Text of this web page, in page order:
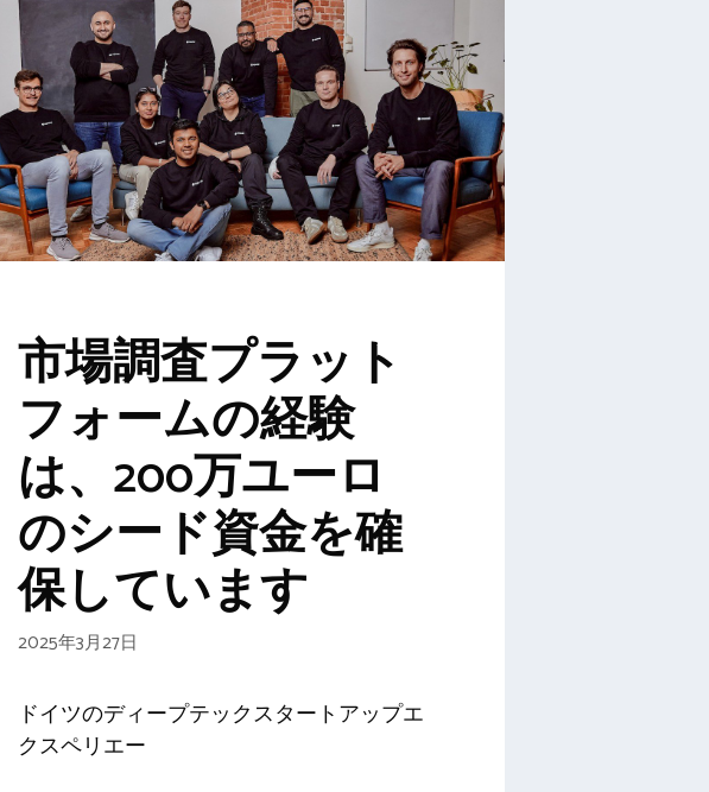
市場調査プラット
フォームの経験
は、200万ユーロ
のシード資金を確
保しています
2025年3月27日
ドイツのディープテックスタートアップエ
クスペリエー